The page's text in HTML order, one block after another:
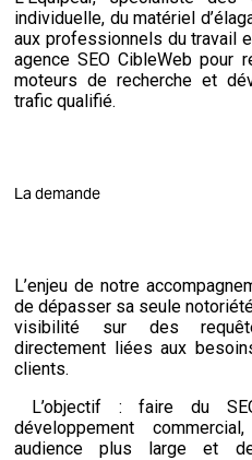
individuelle, du matériel
aux professionnels du travail
agence SEO CibleWeb
moteurs de recherche et
trafic qualifié.
La demande
L’enjeu de notre
de dépasser sa seule
visibilité sur des
directement liées aux
clients.
L’objectif : faire du
développement
audience plus large et